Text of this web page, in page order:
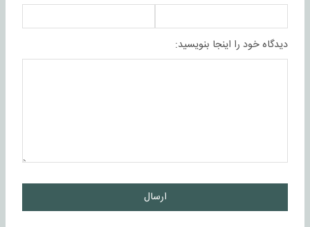
دیدگاه خود را اینجا بنویسید:
ارسال